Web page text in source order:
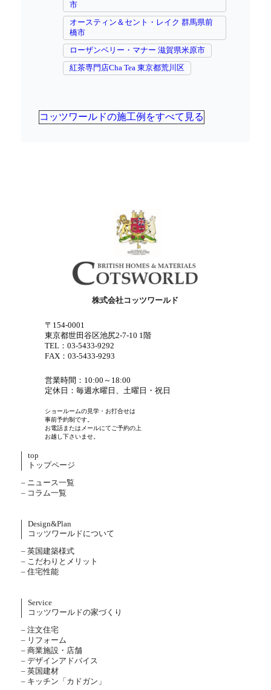
市
オースティン＆セント・レイク 群馬県前
橋市
ローザンベリー・マナー 滋賀県米原市
紅茶専門店Cha Tea 東京都荒川区
コッツワールドの施工例をすべて見る
株式会社コッツワールド
〒154-0001
東京都世田谷区池尻2-7-10 1階
TEL：03-5433-9292
FAX：03-5433-9293
営業時間：10:00～18:00
定休日：毎週水曜日、土曜日・祝日
ショールームの見学・お打合せは
事前予約制です。
お電話またはメールにてご予約の上
お越し下さいませ。
top
トップページ
– ニュース一覧
– コラム一覧
Design&Plan
コッツワールドについて
– 英国建築様式
– こだわりとメリット
– 住宅性能
Service
コッツワールドの家づくり
– 注文住宅
– リフォーム
– 商業施設・店舗
– デザインアドバイス
– 英国建材
– キッチン「カドガン」